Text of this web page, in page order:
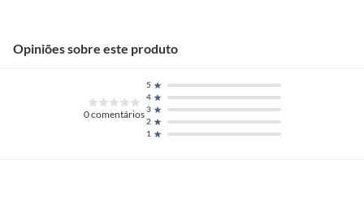
Opiniões sobre este produto
0comentários
1
2
3
4
5